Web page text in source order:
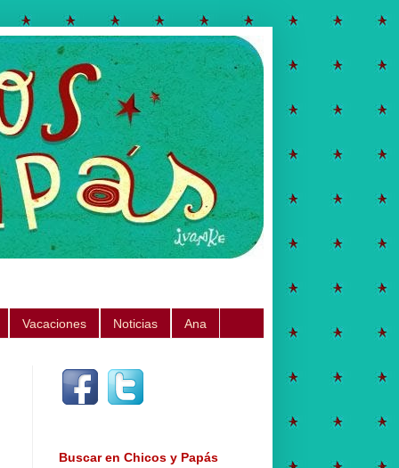
Vacaciones Noticias Ana
Buscar en Chicos y Papás